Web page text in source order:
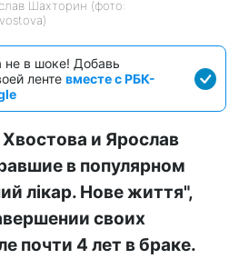
Шахторин (фото:
не в шоке! Добавь
ленте вместе с РБК-
и Ярослав
в популярном
лікар. Нове життя",
своих
почти 4 лет в браке.